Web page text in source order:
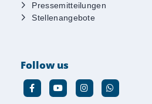
Pressemitteilungen
Stellenangebote
Follow us